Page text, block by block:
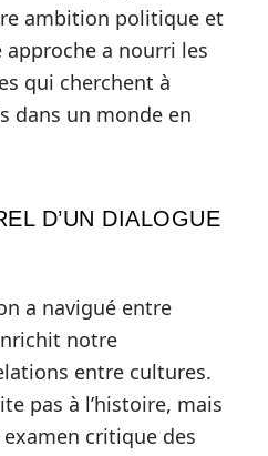
ambition politique et
a nourri les
qui cherchent à
dans un monde en
D’UN DIALOGUE
a navigué entre
notre
entre cultures.
pas à l’histoire, mais
critique des